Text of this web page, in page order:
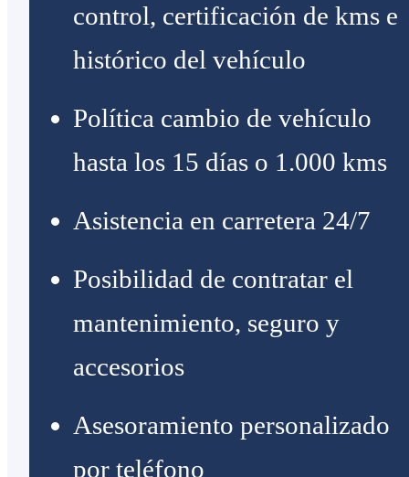
control, certificación de kms e
histórico del vehículo
Política cambio de vehículo
hasta los 15 días o 1.000 kms
Asistencia en carretera 24/7
Posibilidad de contratar el
mantenimiento, seguro y
accesorios
Asesoramiento personalizado
por teléfono